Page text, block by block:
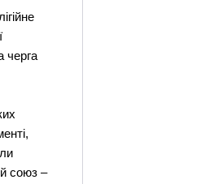
черга
союз –